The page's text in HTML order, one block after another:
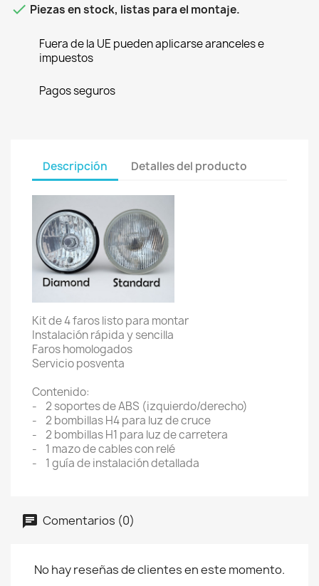
 Piezas en stock, listas para el montaje.
Fuera de la UE pueden aplicarse aranceles e
impuestos
Pagos seguros
Descripción Detalles del producto
Kit de 4 faros listo para montar
Instalación rápida y sencilla
Faros homologados
Servicio posventa
Contenido:
- 2 soportes de ABS (izquierdo/derecho)
- 2 bombillas H4 para luz de cruce
- 2 bombillas H1 para luz de carretera
- 1 mazo de cables con relé
- 1 guía de instalación detallada
Comentarios (0)
No hay reseñas de clientes en este momento.